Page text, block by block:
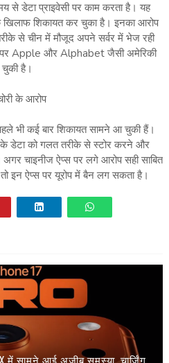
से डेटा प्राइवेसी पर काम करता है। यह
शिकायत कर चुका है। इनका आरोप
से चीन में मौजूद अपने सर्वर में भेज रही
Apple और Alphabet जैसी अमेरिकी
चुकी है।
के आरोप
भी कई बार शिकायत सामने आ चुकी हैं।
के डेटा को गलत तरीके से स्टोर करने और
चाइनीज ऐप्स पर लगे आरोप सही साबित
इन ऐप्स पर यूरोप में बैन लग सकता है।
में सामने आई अजीब समस्या, चार्जिंग